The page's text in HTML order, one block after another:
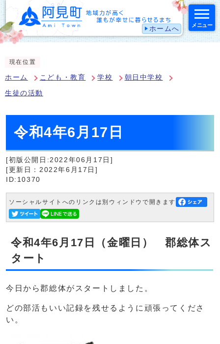
ホームへ メニュー
現在位置
ホーム こども・教育 学校 朝日中学校
生徒の活動
令和4年6月17日
[初版公開日:2022年06月17日]
[更新日：2022年6月17日]
ID:10370
ソーシャルサイトへのリンクは別ウィンドウで開きます
令和4年6月17日（金曜日） 郡総体ス
タート
今日から郡総体がスタートしました。
どの部活もいい記録を残せるように頑張ってくださ
い。